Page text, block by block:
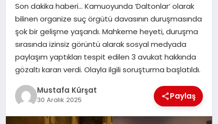
MAGAZIN
SPOR
SIYASET
Son dakika haberi… Kamuoyunda ‘Daltonlar’ olarak
bilinen organize suç örgütü davasının duruşmasında
şok bir gelişme yaşandı. Mahkeme heyeti, duruşma
sırasında izinsiz görüntü alarak sosyal medyada
paylaşım yaptıkları tespit edilen 3 avukat hakkında
gözaltı kararı verdi. Olayla ilgili soruşturma başlatıldı.
Mustafa Kürşat
30 Aralık 2025 Paylaş